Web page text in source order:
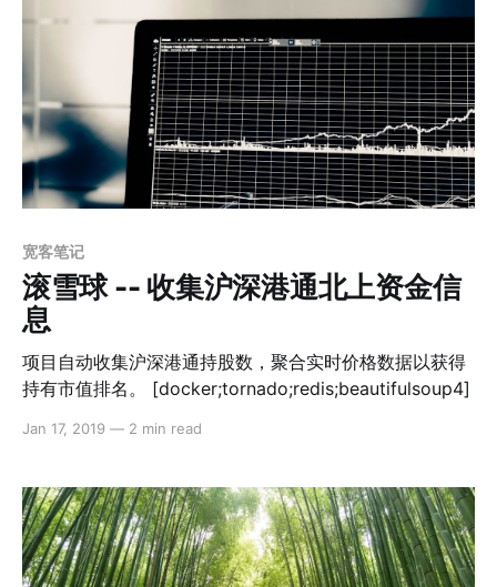
宽客笔记
滚雪球 -- 收集沪深港通北上资金信
息
项目自动收集沪深港通持股数，聚合实时价格数据以获得
持有市值排名。 [docker;tornado;redis;beautifulsoup4]
Jan 17, 2019 — 2 min read